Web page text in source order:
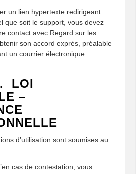
un lien hypertexte redirigeant
que soit le support, vous devez
contact avec Regard sur les
son accord exprès, préalable
un courrier électronique.
LOI
–
d’utilisation sont soumises au
cas de contestation, vous